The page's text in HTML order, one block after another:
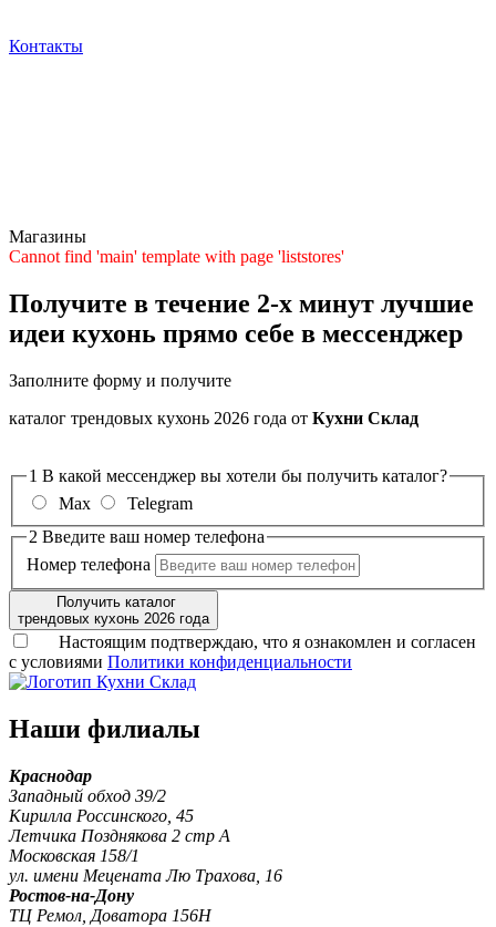
Контакты
Магазины
Cannot find 'main' template with page 'liststores'
Получите в течение 2-х минут лучшие
идеи кухонь прямо себе в мессенджер
Заполните форму и получите
каталог трендовых кухонь 2026 года от Кухни Склад
1 В какой мессенджер вы хотели бы получить каталог?
Max
Telegram
2 Введите ваш номер телефона
Номер телефона
Получить каталог
трендовых кухонь 2026 года
Настоящим подтверждаю, что я ознакомлен и согласен
с условиями Политики конфиденциальности
Наши филиалы
Краснодар
Западный обход 39/2
Кирилла Россинского, 45
Летчика Позднякова 2 стр А
Московская 158/1
ул. имени Мецената Лю Трахова, 16
Ростов-на-Дону
ТЦ Ремол, Доватора 156Н